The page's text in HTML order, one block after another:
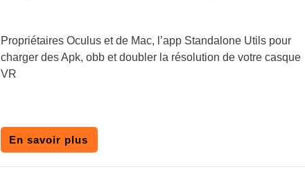
Propriétaires Oculus et de Mac, l’app Standalone Utils pour
charger des Apk, obb et doubler la résolution de votre casque
VR
En savoir plus